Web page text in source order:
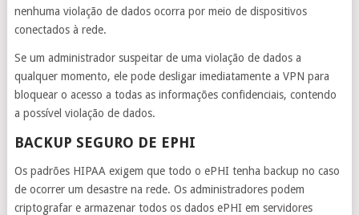
nenhuma violação de dados ocorra por meio de dispositivos
conectados à rede.
Se um administrador suspeitar de uma violação de dados a
qualquer momento, ele pode desligar imediatamente a VPN para
bloquear o acesso a todas as informações confidenciais, contendo
a possível violação de dados.
BACKUP SEGURO DE EPHI
Os padrões HIPAA exigem que todo o ePHI tenha backup no caso
de ocorrer um desastre na rede. Os administradores podem
criptografar e armazenar todos os dados ePHI em servidores